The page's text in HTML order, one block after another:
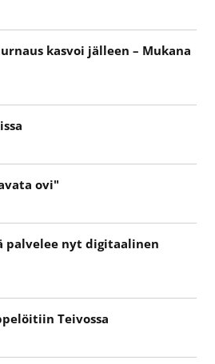
kasvoi jälleen – Mukana
ovi"
nyt digitaalinen
Teivossa